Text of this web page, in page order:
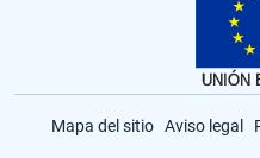
Mapa del sitio Aviso legal